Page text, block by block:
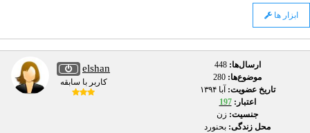
ابزار ها
elshan
کاربر با سابقه
ارسال‌ها:448
موضوع‌ها:
تاریخ عضویت: آبا ۱۳۹۴
اعتبار:197
جنسیت: زن
محل زندگی: بحنورد